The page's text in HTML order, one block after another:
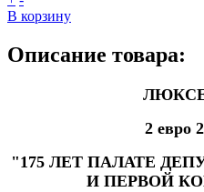
В корзину
Описание товара:
2 евро
"175 ЛЕТ ПАЛАТЕ
И ПЕРВОЙ